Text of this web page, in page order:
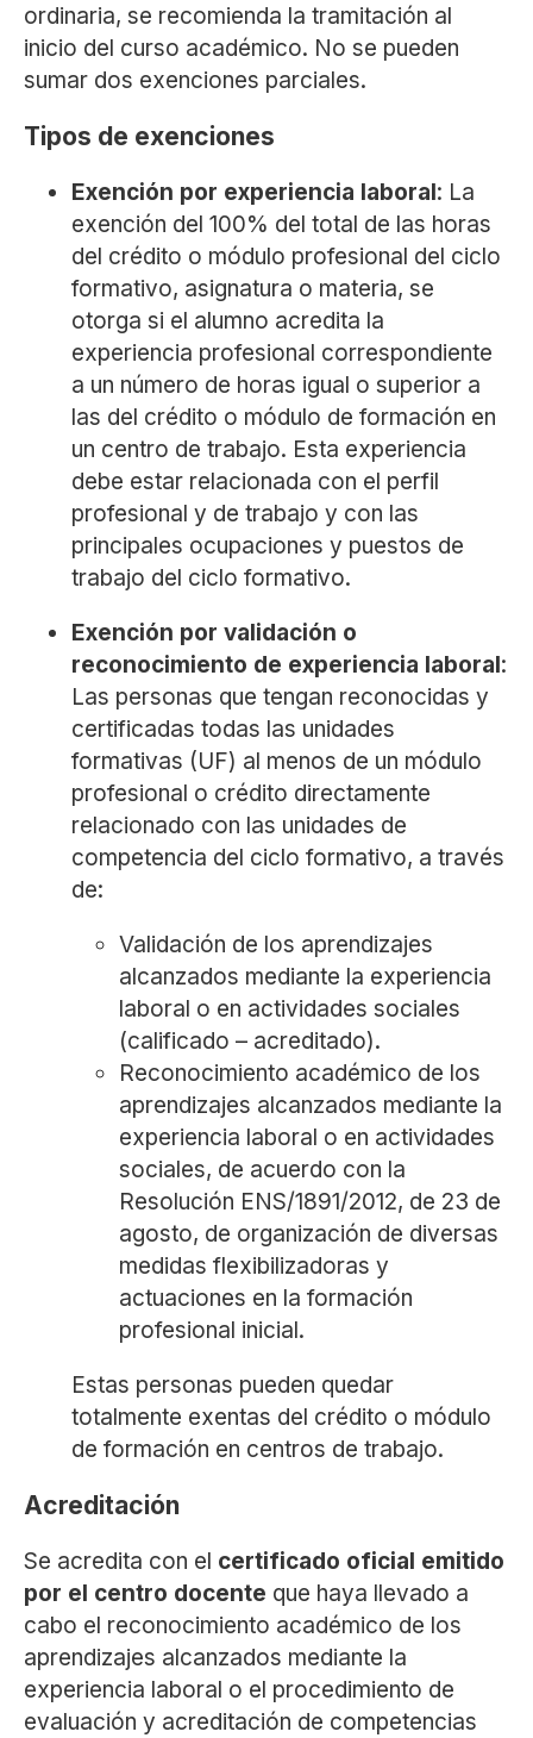
ordinaria, se recomienda la tramitación al
inicio del curso académico. No se pueden
sumar dos exenciones parciales.
Tipos de exenciones
Exención por experiencia laboral: La
exención del 100% del total de las horas
del crédito o módulo profesional del ciclo
formativo, asignatura o materia, se
otorga si el alumno acredita la
experiencia profesional correspondiente
a un número de horas igual o superior a
las del crédito o módulo de formación en
un centro de trabajo. Esta experiencia
debe estar relacionada con el perfil
profesional y de trabajo y con las
principales ocupaciones y puestos de
trabajo del ciclo formativo.
Exención por validación o
reconocimiento de experiencia laboral:
Las personas que tengan reconocidas y
certificadas todas las unidades
formativas (UF) al menos de un módulo
profesional o crédito directamente
relacionado con las unidades de
competencia del ciclo formativo, a través
de:
Validación de los aprendizajes
alcanzados mediante la experiencia
laboral o en actividades sociales
(calificado – acreditado).
Reconocimiento académico de los
aprendizajes alcanzados mediante la
experiencia laboral o en actividades
sociales, de acuerdo con la
Resolución ENS/1891/2012, de 23 de
agosto, de organización de diversas
medidas flexibilizadoras y
actuaciones en la formación
profesional inicial.
Estas personas pueden quedar
totalmente exentas del crédito o módulo
de formación en centros de trabajo.
Acreditación
Se acredita con el certificado oficial emitido
por el centro docente que haya llevado a
cabo el reconocimiento académico de los
aprendizajes alcanzados mediante la
experiencia laboral o el procedimiento de
evaluación y acreditación de competencias